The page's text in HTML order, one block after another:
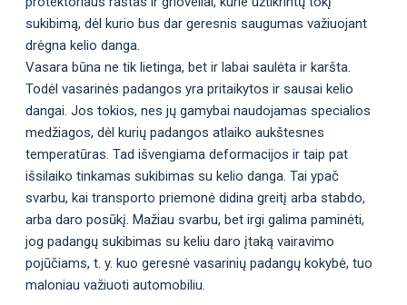
sukibimą, dėl kurio bus dar geresnis saugumas važiuojant
drėgna kelio danga.
Vasara būna ne tik lietinga, bet ir labai saulėta ir karšta.
Todėl vasarinės padangos yra pritaikytos ir sausai kelio
dangai. Jos tokios, nes jų gamybai naudojamas specialios
medžiagos, dėl kurių padangos atlaiko aukštesnes
temperatūras. Tad išvengiama deformacijos ir taip pat
išsilaiko tinkamas sukibimas su kelio danga. Tai ypač
svarbu, kai transporto priemonė didina greitį arba stabdo,
arba daro posūkį. Mažiau svarbu, bet irgi galima paminėti,
jog padangų sukibimas su keliu daro įtaką vairavimo
pojūčiams, t. y. kuo geresnė vasarinių padangų kokybė, tuo
maloniau važiuoti automobiliu.